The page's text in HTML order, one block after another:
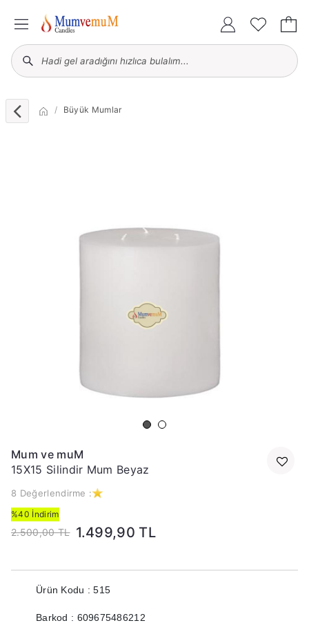
Büyük Mumlar
Mum ve muM
15X15 Silindir Mum Beyaz
8 Değerlendirme :
%40 İndirim
2.500,00 TL 1.499,90 TL
Ürün Kodu : 515
Barkod : 609675486212